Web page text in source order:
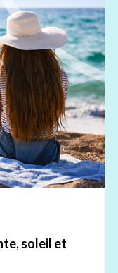
soleil et